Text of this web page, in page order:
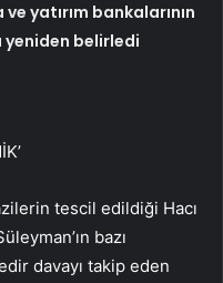
ve yatırım bankalarının
yeniden belirledi
tescil edildiği Hacı
bazı
davayı takip eden